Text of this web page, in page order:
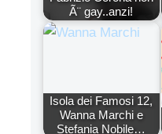
Ã¨ gay..anzi!
Isola dei Famosi 12,
Wanna Marchi e
Stefania Nobile…